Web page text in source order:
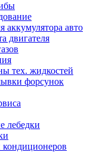
аккумулятора авто
двигателя
тех. жидкостей
форсунок
лебедки
кондиционеров